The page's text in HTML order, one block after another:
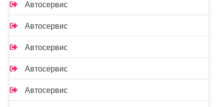
Автосервис
Автосервис
Автосервис
Автосервис
Автосервис